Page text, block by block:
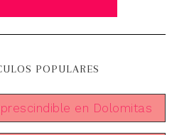
POPULARES
en Dolomitas